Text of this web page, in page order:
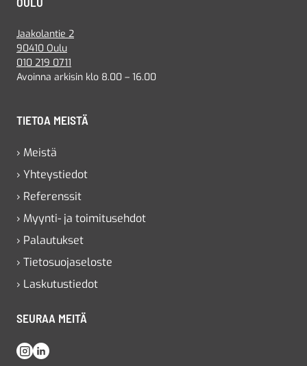
Jaakolantie 2
90410 Oulu
010 219 0711
Avoinna arkisin klo 8.00 – 16.00
TIETOA MEISTÄ
› Meistä
› Yhteystiedot
› Referenssit
› Myynti- ja toimitusehdot
› Palautukset
› Tietosuojaseloste
› Laskutustiedot
SEURAA MEITÄ
Instagram
LinkedIn